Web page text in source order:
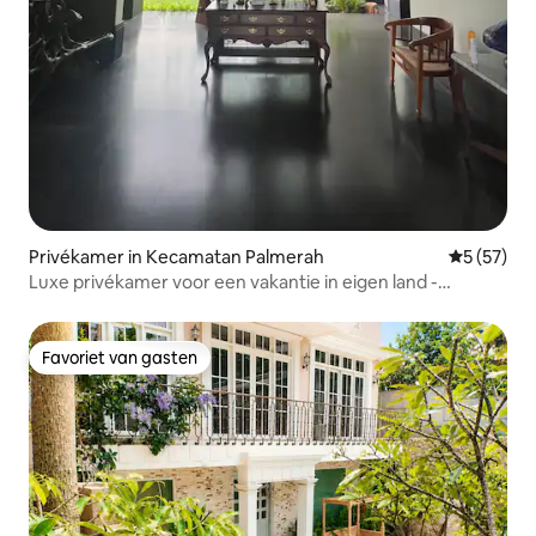
Privékamer in Kecamatan Palmerah
5 (57)
Luxe privékamer voor een vakantie in eigen land -
Favoriet van gasten
Favoriet van gasten